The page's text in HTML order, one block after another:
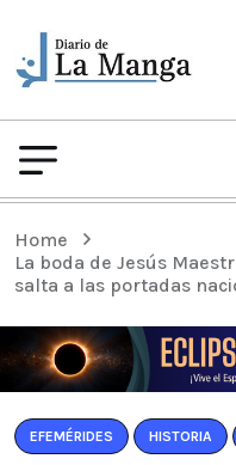
Home
La boda de Jesús
salta a las portadas
EFEMÉRIDES HISTORIA